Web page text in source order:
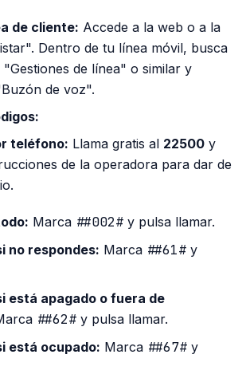
de cliente: Accede a la web o a la
Dentro de tu línea móvil, busca
"Gestiones de línea" o similar y
de voz".
teléfono: Llama gratis al 22500 y
de la operadora para dar de
Marca ##002# y pulsa llamar.
no respondes: Marca ##61# y
está apagado o fuera de
##62# y pulsa llamar.
está ocupado: Marca ##67# y